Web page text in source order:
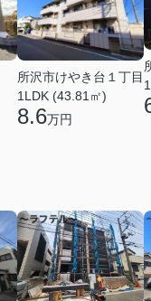
所沢市けやき台１丁目
1LDK (43.81㎡)
8.6万円